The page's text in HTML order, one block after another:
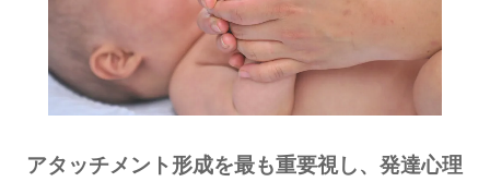
アタッチメント形成を最も重要視し、発達心理